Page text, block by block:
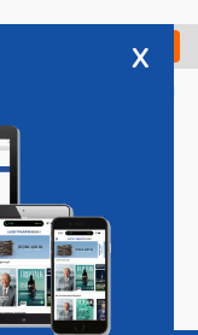
Check in
Vacatures
x